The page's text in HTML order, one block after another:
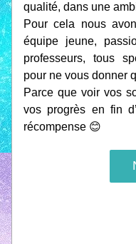
qualité, dans une
Pour cela nous
équipe jeune,
professeurs, tous
pour ne vous donner
Parce que voir vos
vos progrès en fin
récompense 😊